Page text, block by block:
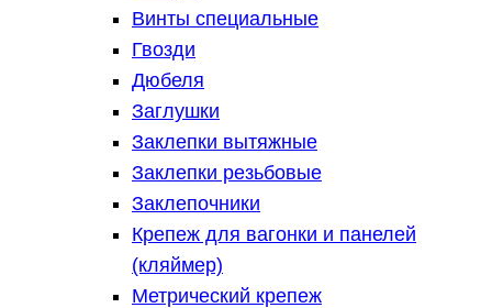
Винты специальные
Гвозди
Дюбеля
Заглушки
Заклепки вытяжные
Заклепки резьбовые
Заклепочники
Крепеж для вагонки и панелей
(кляймер)
Метрический крепеж